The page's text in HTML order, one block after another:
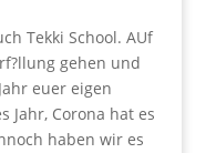
Tekki School. AUf
gehen und
euer eigen
Jahr, Corona hat es
haben wir es